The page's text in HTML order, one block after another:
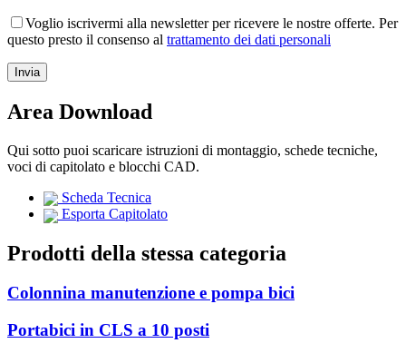
Voglio iscrivermi alla newsletter per ricevere le nostre offerte. Per
questo presto il consenso al trattamento dei dati personali
Area Download
Qui sotto puoi scaricare istruzioni di montaggio, schede tecniche,
voci di capitolato e blocchi CAD.
Scheda Tecnica
Esporta Capitolato
Prodotti della stessa categoria
Colonnina manutenzione e pompa bici
Portabici in CLS a 10 posti